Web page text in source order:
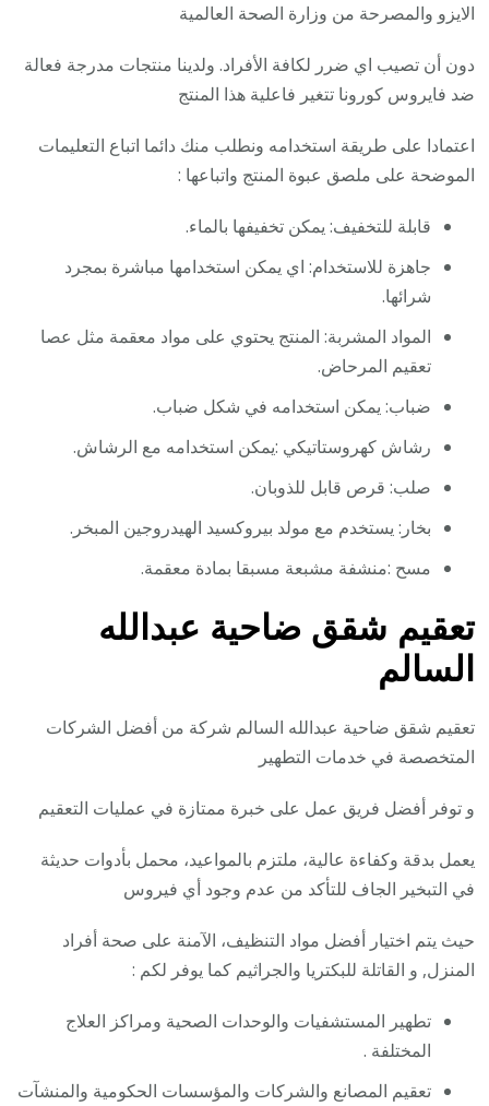
الايزو والمصرحة من وزارة الصحة العالمية
دون أن تصيب اي ضرر لكافة الأفراد. ولدينا منتجات مدرجة فعالة
ضد فايروس كورونا تتغير فاعلية هذا المنتج
اعتمادا على طريقة استخدامه ونطلب منك دائما اتباع التعليمات
الموضحة على ملصق عبوة المنتج واتباعها :
قابلة للتخفيف: يمكن تخفيفها بالماء.
جاهزة للاستخدام: اي يمكن استخدامها مباشرة بمجرد
شرائها.
المواد المشربة: المنتج يحتوي على مواد معقمة مثل عصا
تعقيم المرحاض.
ضباب: يمكن استخدامه في شكل ضباب.
رشاش كهروستاتيكي :يمكن استخدامه مع الرشاش.
صلب: قرص قابل للذوبان.
بخار: يستخدم مع مولد بيروكسيد الهيدروجين المبخر.
مسح :منشفة مشبعة مسبقا بمادة معقمة.
تعقيم شقق ضاحية عبدالله
السالم
تعقيم شقق ضاحية عبدالله السالم شركة من أفضل الشركات
المتخصصة في خدمات التطهير
و توفر أفضل فريق عمل على خبرة ممتازة في عمليات التعقيم
يعمل بدقة وكفاءة عالية، ملتزم بالمواعيد، محمل بأدوات حديثة
في التبخير الجاف للتأكد من عدم وجود أي فيروس
حيث يتم اختيار أفضل مواد التنظيف، الآمنة على صحة أفراد
المنزل, و القاتلة للبكتريا والجراثيم كما يوفر لكم :
تطهير المستشفيات والوحدات الصحية ومراكز العلاج
المختلفة .
تعقيم المصانع والشركات والمؤسسات الحكومية والمنشآت